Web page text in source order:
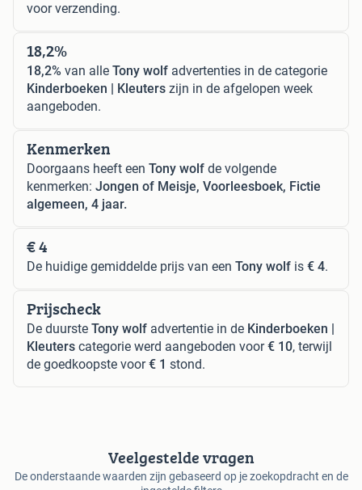
voor verzending.
18,2%
18,2% van alle Tony wolf advertenties in de categorie
Kinderboeken | Kleuters zijn in de afgelopen week
aangeboden.
Kenmerken
Doorgaans heeft een Tony wolf de volgende
kenmerken: Jongen of Meisje, Voorleesboek, Fictie
algemeen, 4 jaar.
€ 4
De huidige gemiddelde prijs van een Tony wolf is € 4.
Prijscheck
De duurste Tony wolf advertentie in de Kinderboeken |
Kleuters categorie werd aangeboden voor€ 10, terwijl
de goedkoopste voor€ 1 stond.
Veelgestelde vragen
De onderstaande waarden zijn gebaseerd op je zoekopdracht en de